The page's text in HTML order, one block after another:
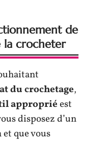
de
la crocheter
du crochetage,
appropriéest
disposez d’un
que vous